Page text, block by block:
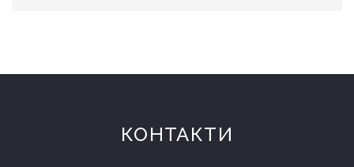
КОНТАКТИ